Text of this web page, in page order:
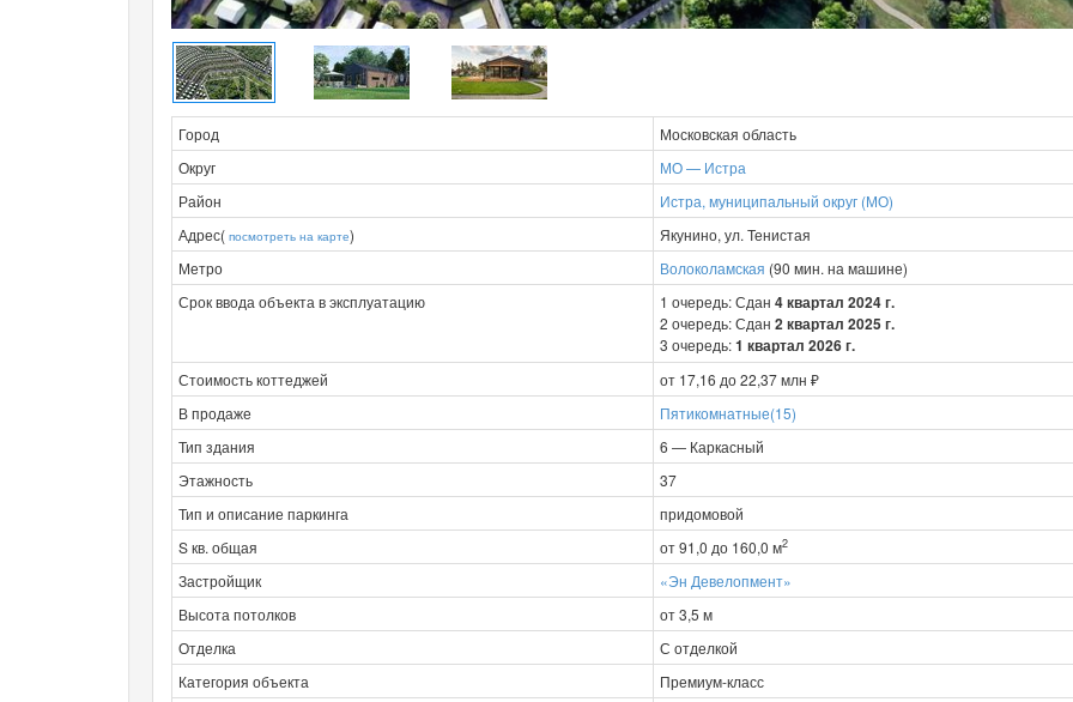
Город
Московская область
Округ
МО — Истра
Район
Истра, муниципальный округ (МО)
Адрес( посмотреть на карте)
Якунино, ул. Тенистая
Метро
Волоколамская (90 мин. на машине)
Срок ввода объекта в эксплуатацию
1 очередь: Сдан 4 квартал 2024 г.
2 очередь: Сдан 2 квартал 2025 г.
3 очередь:1 квартал 2026 г.
Стоимость коттеджей
от 17,16 до 22,37 млн ₽
В продаже
Пятикомнатные(15)
Тип здания
6 — Каркасный
Этажность
37
Тип и описание паркинга
придомовой
S кв. общая
от 91,0 до 160,0 м2
Застройщик
«Эн Девелопмент»
Высота потолков
от 3,5 м
Отделка
С отделкой
Категория объекта
Премиум-класс